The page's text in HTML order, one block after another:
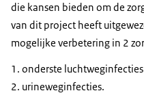
die kansen bieden om de
van dit project heeft
mogelijke verbetering in 2
onderste
urineweginfecties.